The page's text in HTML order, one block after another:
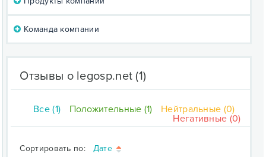
Команда компании
Отзывы о legosp.net (1)
Все (1) Положительные (1)
Нейтральные (0)
Негативные (0)
Сортировать по: Дате